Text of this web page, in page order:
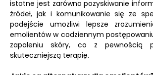
istotne jest zarówno pozyskiwanie
źródeł, jak i komunikowanie się ze
podejście umożliwi lepsze
emolientów w codziennym
zapaleniu skóry, co z pewnością
skuteczniejszą terapię.